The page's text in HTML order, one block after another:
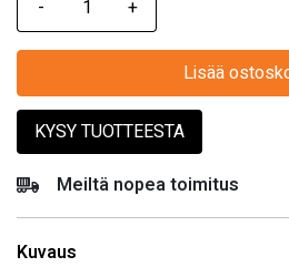
Lisää
KYSY TUOTTEESTA
Meiltä nopea toimitus
Kuvaus